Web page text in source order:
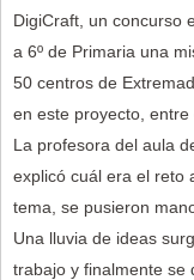
DigiCraft, un concurso
a 6º de Primaria una
50 centros de
en este proyecto, entre
La profesora del aula
explicó cuál era el reto
tema, se pusieron
Una lluvia de ideas
trabajo y finalmente se